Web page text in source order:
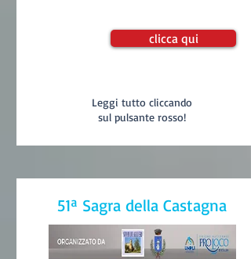
Leggi tutto cliccando
sul pulsante rosso!
clicca qui
51ª Sagra della Castagna